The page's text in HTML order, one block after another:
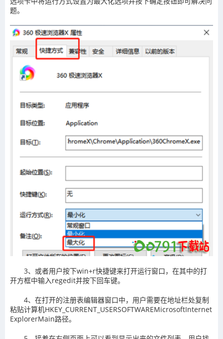
题。
3、或者用户按下win+r快捷键来打开运行窗口，在其中的打
开方框中输入regedit并按下回车键。
4、在打开的注册表编辑器窗口中，用户需要在地址栏处复制
粘贴计算机HKEY_CURRENT_USERSOFTWAREMicrosoftInternet
ExplorerMain路径。